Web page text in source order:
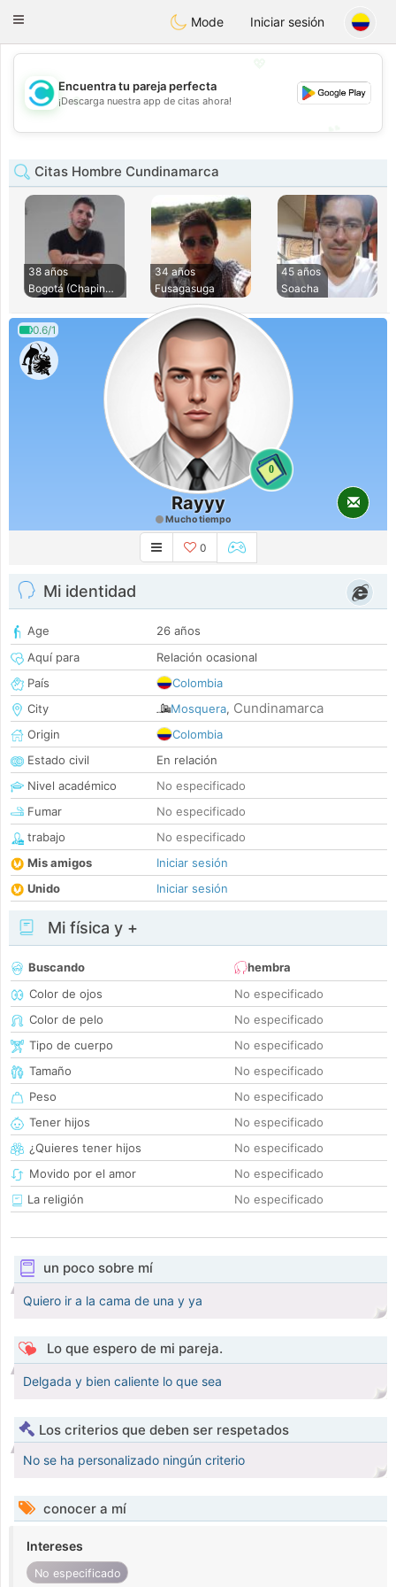
olombiaCitas
Toggle
Mode Iniciar sesión
💖
💕
Encuentra tu pareja perfecta
¡Descarga nuestra app de citas ahora!
Citas Hombre Cundinamarca
38 años
Bogotá (Chapinero)
34 años
Fusagasuga
45 años
Soacha
0.6/1
0
Rayyy
Mucho tiempo
0
Mi identidad
Age
26 años
Aquí para
Relación ocasional
País
Colombia
City
Mosquera, Cundinamarca
Origin
Colombia
Estado civil
En relación
Nivel académico
No especificado
Fumar
No especificado
trabajo
No especificado
Mis amigos
Iniciar sesión
Unido
Iniciar sesión
Mi física y +
Buscando
hembra
Color de ojos
No especificado
Color de pelo
No especificado
Tipo de cuerpo
No especificado
Tamaño
No especificado
Peso
No especificado
Tener hijos
No especificado
¿Quieres tener hijos
No especificado
Movido por el amor
No especificado
La religión
No especificado
un poco sobre mí
Quiero ir a la cama de una y ya
Lo que espero de mi pareja.
Delgada y bien caliente lo que sea
Los criterios que deben ser respetados
No se ha personalizado ningún criterio
conocer a mí
Intereses
No especificado